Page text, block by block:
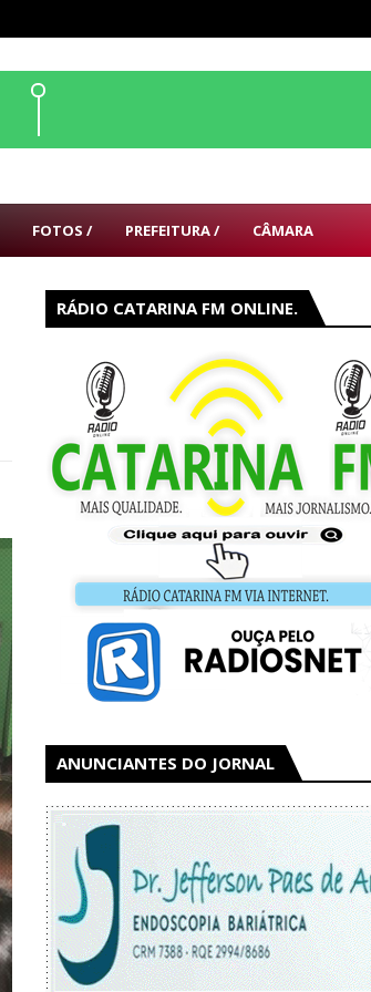
FOTOS / PREFEITURA / CÂMARA
RÁDIO CATARINA FM ONLINE.
ANUNCIANTES DO JORNAL